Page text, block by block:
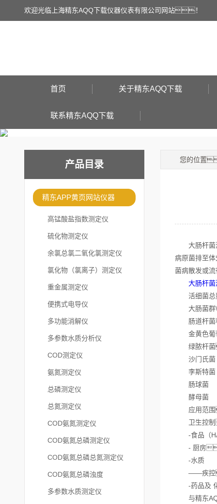
欢迎光临上海精东AQQ下载仪器仪表有限公司网站！
首页 关于精东AQQ下载
联系精东AQQ下载
产品目录
精东APP黄页网站仪器
高锰酸盐指数测定仪
硫化物测定仪
余氯总氯二氧化氯测定仪
氯化物（氯离子）测定仪
重金属测定仪
便携式电导仪
多功能消解仪
多参数水质分析仪
COD测定仪
氨氮测定仪
总磷测定仪
总氮测定仪
COD氨氮测定仪
COD氨氮总磷测定仪
COD氨氮总磷总氮测定仪
COD氨氮总磷浊度
多参数水质测定仪
您的位置
大肠杆菌测
病原菌排至
菌病散发
大肠杆
活细菌总
大肠菌群
肠道杆菌
金黄色葡
绿脓杆菌
沙门氏菌
李斯特菌
肠球菌
酵母菌
应用范
卫生控
-食品（
- 厨房
-水质
——疾控
-药品及
与精东